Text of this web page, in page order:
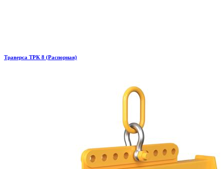
Траверса ТРК 8 (Распорная)